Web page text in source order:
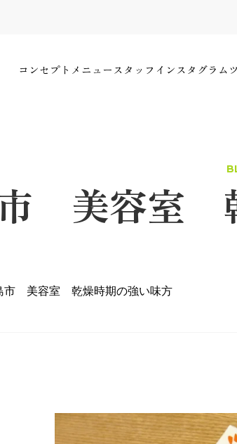
コンセプト メニュー スタッフ インスタグラム
美容室
市 美容室 乾燥時期の強い味方